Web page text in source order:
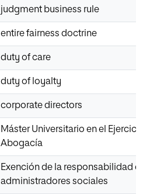
judgment business rule
entire fairness doctrine
duty of care
duty of loyalty
corporate directors
Máster Universitario en el
Abogacía
Exención de la responsabilidad
administradores sociales